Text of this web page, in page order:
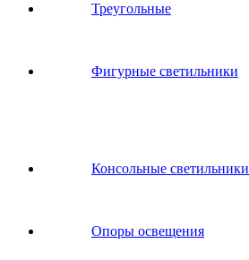
Треугольные
Фигурные светильники
Консольные светильники
Опоры освещения